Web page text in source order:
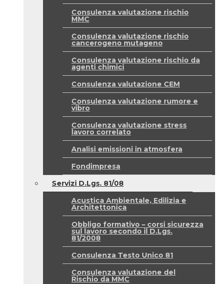
Consulenza valutazione rischio
MMC
Consulenza valutazione rischio
cancerogeno mutageno
Consulenza valutazione rischio da
agenti chimici
Consulenza valutazione CEM
Consulenza valutazione rumore e
vibro
Consulenza valutazione stress
lavoro correlato
Analisi emissioni in atmosfera
Fondimpresa
Servizi D.Lgs. 81/08
Acustica Ambientale, Edilizia e
Architettonica
Obbligo formativo – corsi sicurezza
sul lavoro secondo il D.Lgs.
81/2008
Consulenza Testo Unico 81
Consulenza valutazione del
Rischio da MMC